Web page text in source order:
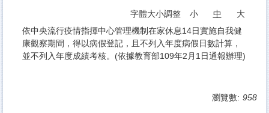
字體大小調整 小 中
大
依中央流行疫情指揮中心管理機制在家休息14日實施自我健
康觀察期間，得以病假登記，且不列入年度病假日數計算，
並不列入年度成績考核。(依據教育部109年2月1日通報辦理)
瀏覽數: 958